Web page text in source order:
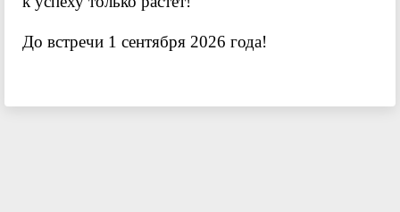
До встречи 1 сентября 2026 года!